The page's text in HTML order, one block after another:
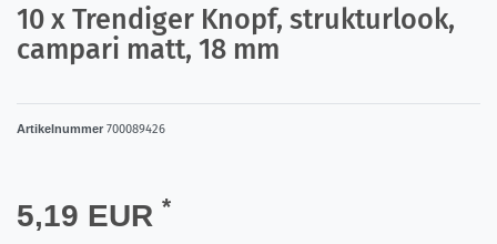
10 x Trendiger Knopf, strukturlook,
campari matt, 18 mm
Artikelnummer 700089426
5,19 EUR *